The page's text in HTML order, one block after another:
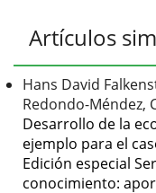
Detalles
del
artículo
Artículos
Hans David
Redondo-Méndez,
Desarrollo de la
ejemplo para el
Edición especial
conocimiento: